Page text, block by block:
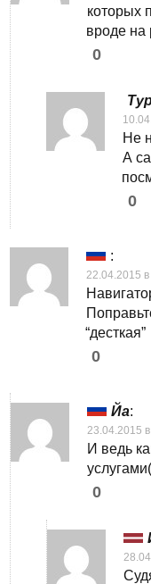
которых
вроде на
0
Не
А
0
:
22.04.2015 в
“десткая”
0
Йа:
23.04.2015
И ведь
0